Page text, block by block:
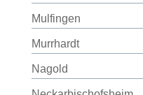
Mulfingen
Murrhardt
Nagold